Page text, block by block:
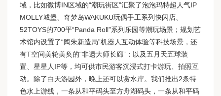
域，比如微博IN区域的“潮玩街区”汇聚了泡泡玛特超人气IP
MOLLY城堡、奇梦岛WAKUKU玩偶手工系列快闪店、
52TOYS的700平“Panda Roll”系列乐园等潮玩场景；规划艺
术馆内设置了“陶朱新造局”机器人互动体验等科技场景，还
有T空间美轮美奂的“非遗大师长廊”；以及五月天五球装
置、星星人IP等，均可供市民游客沉浸式打卡游玩、拍照互
动。除了白天游园外，晚上还可以赏水岸。我们推出2条特
色水上游线，一条从和平码头至方舟湖码头，一条从和平码